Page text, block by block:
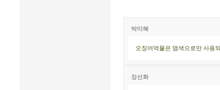
박미혜
오징어먹물은 염색으로만 사용
장선화